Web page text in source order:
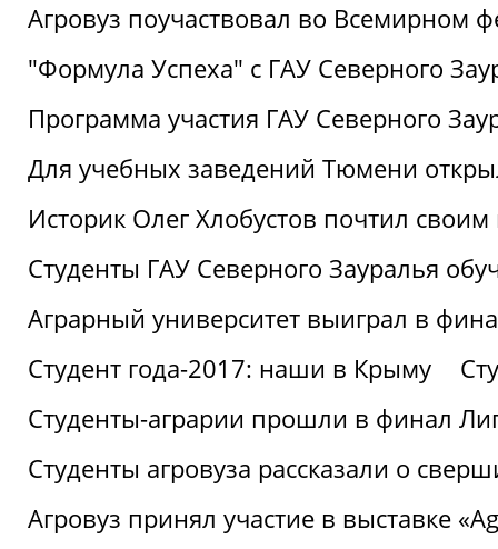
Агровуз поучаствовал во Всемирном
"Формула Успеха" с ГАУ Северного
Программа участия ГАУ Северного
Для учебных заведений Тюмени
Историк Олег Хлобустов почтил
Студенты ГАУ Северного Зауралья
Аграрный университет выиграл в
Студент года-2017: наши в Крыму
Студенты-аграрии прошли в финал
Студенты агровуза рассказали о
Агровуз принял участие в выставке